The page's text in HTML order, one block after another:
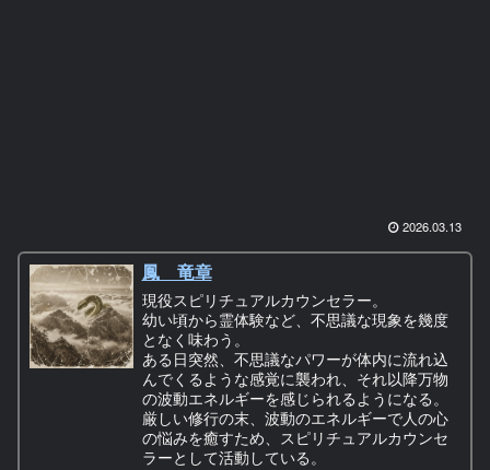
2026.03.13
鳳 竜章
現役スピリチュアルカウンセラー。
幼い頃から霊体験など、不思議な現象を幾度
となく味わう。
ある日突然、不思議なパワーが体内に流れ込
んでくるような感覚に襲われ、それ以降万物
の波動エネルギーを感じられるようになる。
厳しい修行の末、波動のエネルギーで人の心
の悩みを癒すため、スピリチュアルカウンセ
ラーとして活動している。